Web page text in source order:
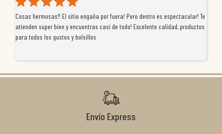
Cosas hermosas!! El sitio engaña por fuera! Pero dentro es espectacular! Te
atienden super bien y encuentras casi de todo! Excelente calidad, productos
para todos los gustos y bolsillos
Envío Express